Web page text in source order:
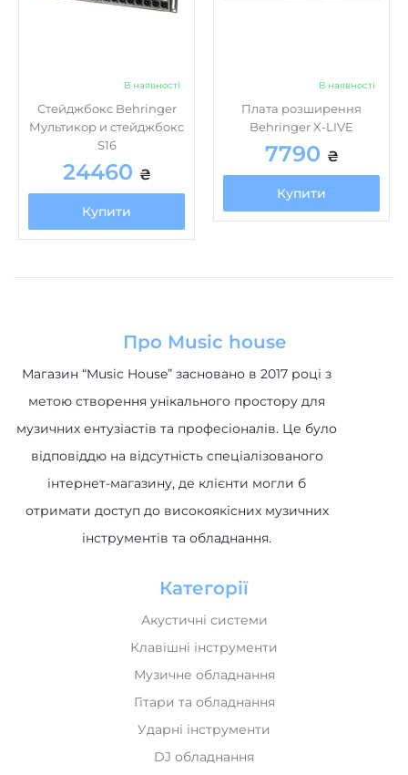
В наявності
Стейджбокс Behringer
Мультикор и стейджбокс
S16
24460 ₴
Купити
В наявності
Плата розширення
Behringer X-LIVE
7790 ₴
Купити
Про Music house
Магазин “Music House” засновано в 2017 році з
метою створення унікального простору для
музичних ентузіастів та професіоналів. Це було
відповіддю на відсутність спеціалізованого
інтернет-магазину, де клієнти могли б
отримати доступ до високоякісних музичних
інструментів та обладнання.
Категорії
Акустичні системи
Клавішні інструменти
Музичне обладнання
Гітари та обладнання
Ударні інструменти
DJ обладнання